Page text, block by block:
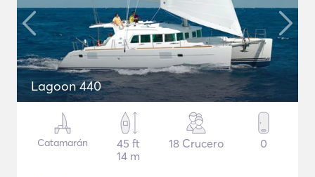
Lagoon 440
Catamarán
45 ft
14 m
18 Crucero 0